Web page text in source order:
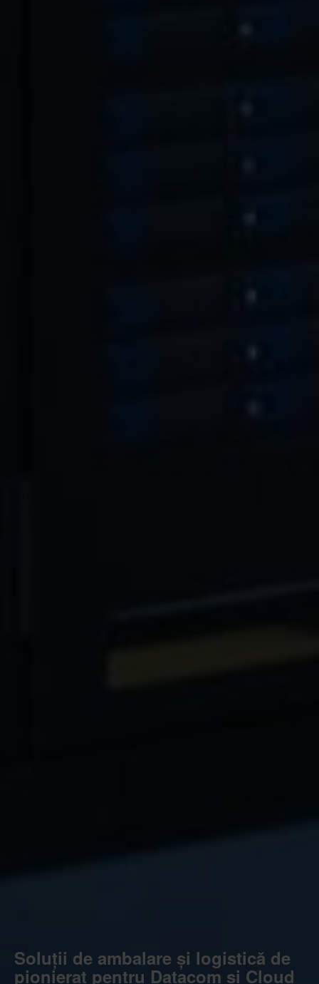
Soluții de ambalare și logistică de
pionierat pentru Datacom și Cloud